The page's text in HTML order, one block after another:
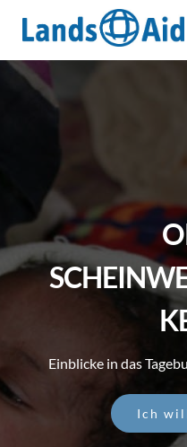
Inhalt
springen
HOME
ÜBER UNS
ABOUT US (engl.)
MITMACHEN
Einblicke in das
Ich